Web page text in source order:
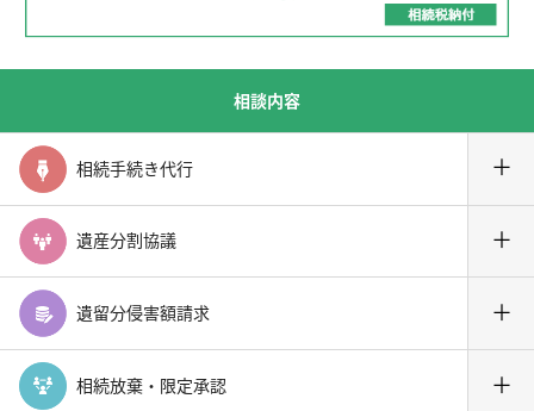
相談内容
相続手続き代行 ＋
遺産分割協議 ＋
遺留分侵害額請求 ＋
相続放棄・限定承認 ＋